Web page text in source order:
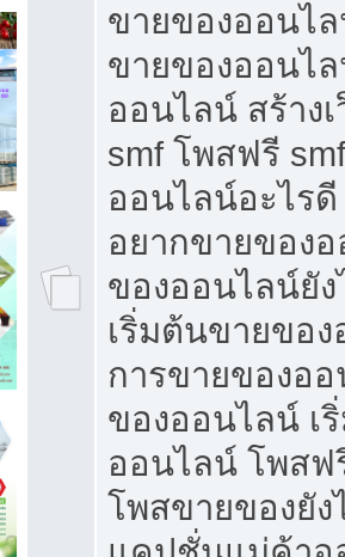
ขายของออนไล
ขายของออนไ
ออนไลน์ สร้าง
smf โพสฟรี
ออนไลน์อะไร
อยากขายของ
ของออนไลน์ยั
เริ่มต้นขายของ
การขายของอ
ของออนไลน์ เ
ออนไลน์ โพส
โพสขายของยัง